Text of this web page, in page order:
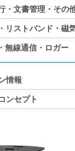
・文書管理・その
リストバンド・磁
無線通信・ロガー
情報
ンセプト